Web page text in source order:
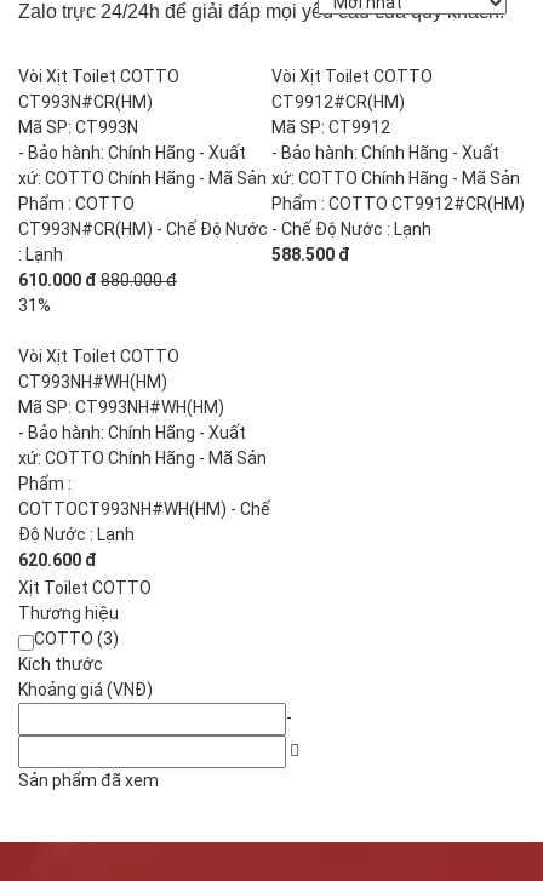
Zalo trực 24/24h để giải đáp mọi yêu cầu của quý khách.
Vòi Xịt Toilet COTTO
CT993N#CR(HM)
Mã SP: CT993N
- Bảo hành: Chính Hãng - Xuất
xứ: COTTO Chính Hãng - Mã Sản
Phẩm : COTTO
CT993N#CR(HM) - Chế Độ Nước
: Lạnh
610.000 đ 880.000 đ
31%
Vòi Xịt Toilet COTTO
CT9912#CR(HM)
Mã SP: CT9912
- Bảo hành: Chính Hãng - Xuất
xứ: COTTO Chính Hãng - Mã Sản
Phẩm : COTTO CT9912#CR(HM)
- Chế Độ Nước : Lạnh
588.500 đ
Vòi Xịt Toilet COTTO
CT993NH#WH(HM)
Mã SP: CT993NH#WH(HM)
- Bảo hành: Chính Hãng - Xuất
xứ: COTTO Chính Hãng - Mã Sản
Phẩm :
COTTOCT993NH#WH(HM) - Chế
Độ Nước : Lạnh
620.600 đ
Xịt Toilet COTTO
Thương hiệu
COTTO (3)
Kích thước
Khoảng giá (VNĐ)
-
Sản phẩm đã xem